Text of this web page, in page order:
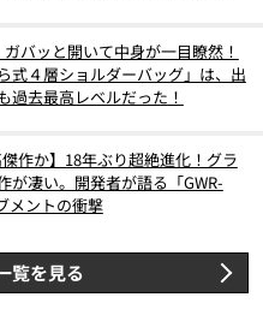
ガバッと開いて中身が一目瞭然！
式４層ショルダーバッグ」は、出
過去最高レベルだった！
傑作か】18年ぶり超絶進化！グラ
が凄い。開発者が語る「GWR-
メントの衝撃
覧を見る